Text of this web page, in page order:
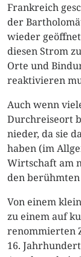
Frankreich
der
wieder
diesen Strom
Orte und
reaktivieren
Auch wenn
Durchreiseort
nieder, da sie
haben (im
Wirtschaft am
den
Von einem
zu einem auf
renommierten
16.